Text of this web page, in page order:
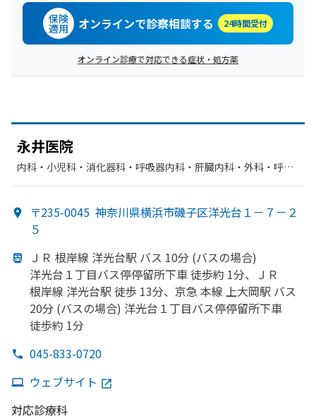
保険
適用 オンラインで診察相談する 24時間受付
オンライン診療で対応できる症状・処方薬
永井医院
内科・​小児科・​消化器科・​呼吸器内科・​肝臓内科・外科・​呼吸
〒235-0045 神奈川県横浜市磯子区洋光台１－７－２
５
ＪＲ 根岸線 洋光台駅 バス 10分 (バスの場合)
洋光台１丁目バス停停留所下車 徒歩約 1分、 ＪＲ
根岸線 洋光台駅 徒歩 13分、 京急 本線 上大岡駅 バス
20分 (バスの場合) 洋光台１丁目バス停停留所下車
徒歩約 1分
045-833-0720
ウェブサイト
対応診療科